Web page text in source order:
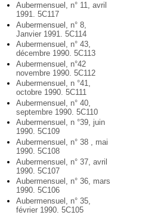
Aubermensuel, n° 11, avril
1991. 5C117
Aubermensuel, n° 8,
Janvier 1991. 5C114
Aubermensuel, n° 43,
décembre 1990. 5C113
Aubermensuel, n°42
novembre 1990. 5C112
Aubermensuel, n °41,
octobre 1990. 5C111
Aubermensuel, n° 40,
septembre 1990. 5C110
Aubermensuel, n °39, juin
1990. 5C109
Aubermensuel, n° 38 , mai
1990. 5C108
Aubermensuel, n° 37, avril
1990. 5C107
Aubermensuel, n° 36, mars
1990. 5C106
Aubermensuel, n° 35,
février 1990. 5C105